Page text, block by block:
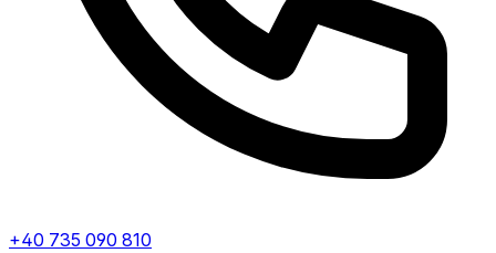
+40 735 090 810